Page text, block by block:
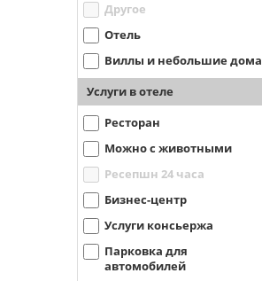
Другое
Отель
Виллы и небольшие дома
Услуги в отеле
Ресторан
Можно с животными
Ресепшн 24 часа
Бизнес-центр
Услуги консьержа
Парковка для
автомобилей